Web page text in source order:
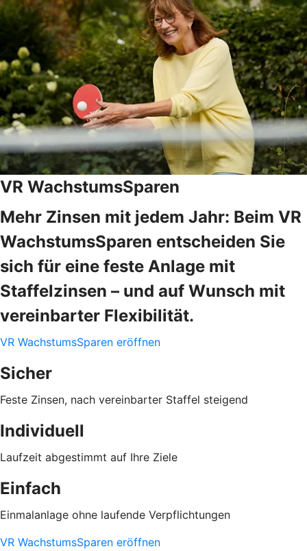
VR WachstumsSparen
Mehr Zinsen mit jedem Jahr: Beim VR
WachstumsSparen entscheiden Sie
sich für eine feste Anlage mit
Staffelzinsen – und auf Wunsch mit
vereinbarter Flexibilität.
VR WachstumsSparen eröffnen
Sicher
Feste Zinsen, nach vereinbarter Staffel steigend
Individuell
Laufzeit abgestimmt auf Ihre Ziele
Einfach
Einmalanlage ohne laufende Verpflichtungen
VR WachstumsSparen eröffnen